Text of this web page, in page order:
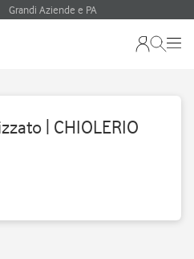
Grandi Aziende e PA
| CHIOLERIO